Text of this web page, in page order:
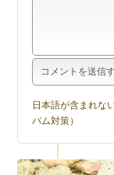
日本語が含まれな
パム対策）